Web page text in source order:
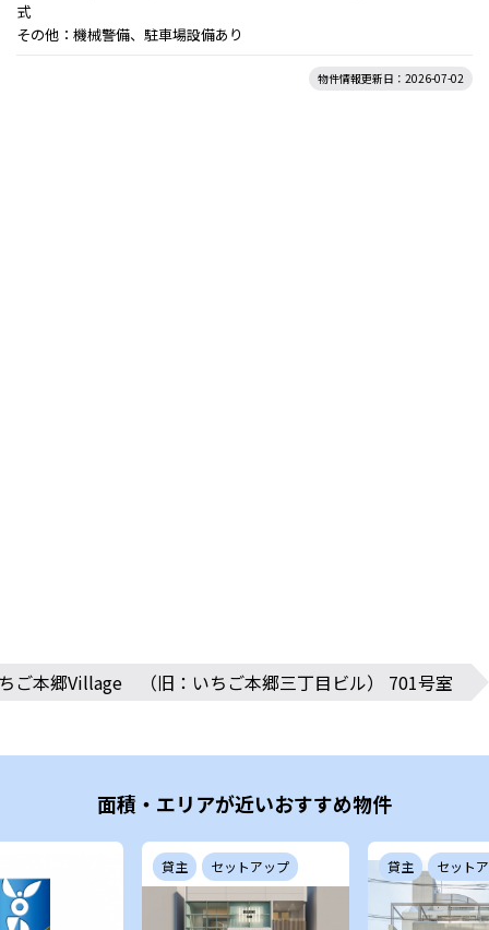
式
その他：機械警備、駐車場設備あり
物件情報更新日：2026-07-02
ご本郷Village （旧：いちご本郷三丁目ビル） 701号室
面積・エリアが近いおすすめ物件
貸主 セットアップ 貸主 セット